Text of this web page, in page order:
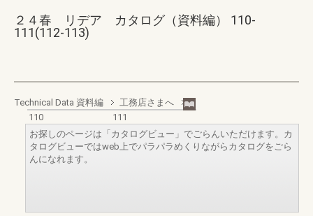
２４春 リデア カタログ（資料編） 110-
111(112-113)
Technical Data 資料編
工務店さまへ
110
111
お探しのページは「カタログビュー」でごらんいただけます。カ
タログビューではweb上でパラパラめくりながらカタログをごら
んになれます。